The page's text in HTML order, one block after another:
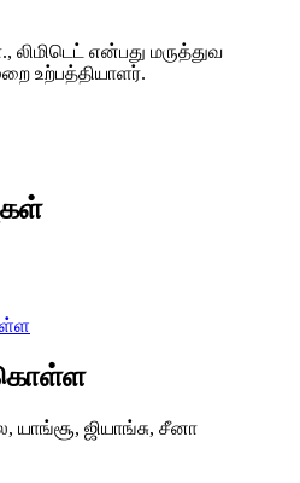
லிமிடெட் என்பது மருத்துவ
உற்பத்தியாளர்.
யாங்சூ, ஜியாங்சு, சீனா